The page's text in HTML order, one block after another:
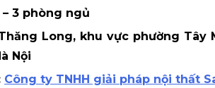
3 phòng ngủ
Long, khu vực phường Tây
Nội
Công ty TNHH giải pháp nội thất